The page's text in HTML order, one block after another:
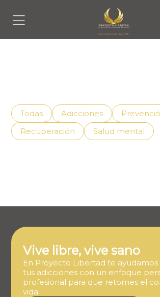
Todas Adicciones
Recuperación
Salud mental
Vive libre, vive sano
En Proyecto Libertad te ayudamos
tus adicciones con un enfoque
profesional para que retomes el
vida.